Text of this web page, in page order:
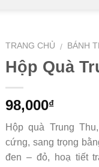
TRANG CHỦ / BÁNH
Hộp Quà
98,000₫
Hộp quà Trung
cứng, sang trọng
đen – đỏ, hoạ tiết